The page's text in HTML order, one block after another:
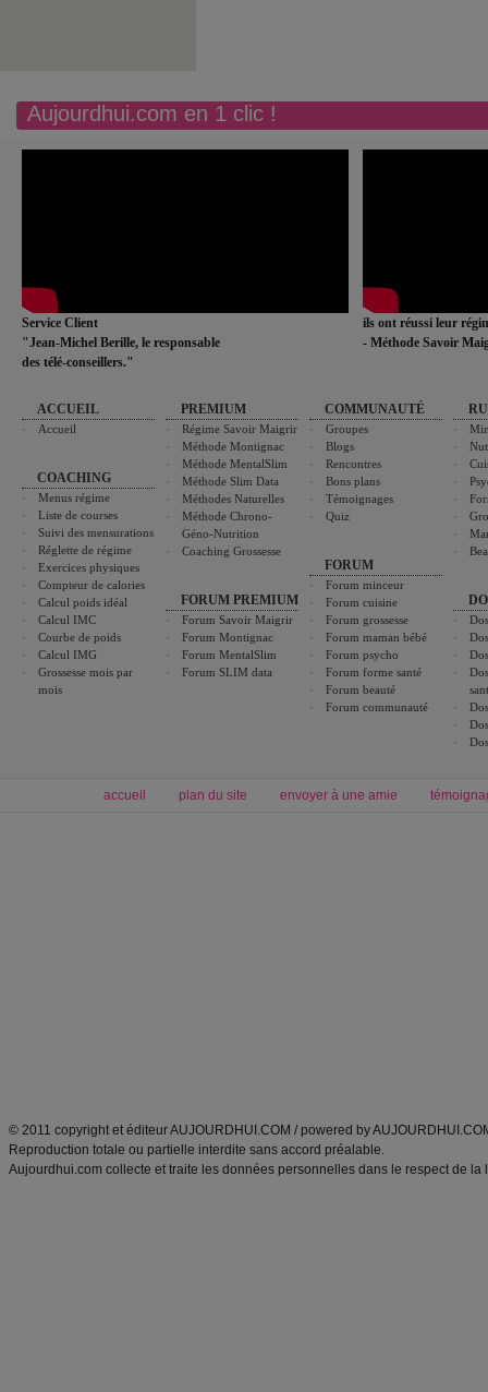
Aujourdhui.com en 1 clic !
Service Client
"Jean-Michel Berille, le responsable
des télé-conseillers."
ils ont réussi leur
- Méthode Savoir
ACCUEIL
Accueil
COACHING
Menus régime
Liste de courses
Suivi des mensurations
Réglette de régime
Exercices physiques
Compteur de calories
Calcul poids idéal
Calcul IMC
Courbe de poids
Calcul IMG
Grossesse mois par
mois
PREMIUM
Régime Savoir Maigrir
Méthode Montignac
Méthode MentalSlim
Méthode Slim Data
Méthodes Naturelles
Méthode Chrono-
Géno-Nutrition
Coaching Grossesse
FORUM PREMIUM
Forum Savoir Maigrir
Forum Montignac
Forum MentalSlim
Forum SLIM data
COMMUNAUTÉ
Groupes
Blogs
Rencontres
Bons plans
Témoignages
Quiz
FORUM
Forum minceur
Forum cuisine
Forum grossesse
Forum maman bébé
Forum psycho
Forum forme santé
Forum beauté
Forum communauté
accueil plan du site envoyer à une amie
© 2011 copyright et éditeur AUJOURDHUI.COM / powered by
Reproduction totale ou partielle interdite sans accord préalable.
Aujourdhui.com collecte et traite les données personnelles dans le respect de